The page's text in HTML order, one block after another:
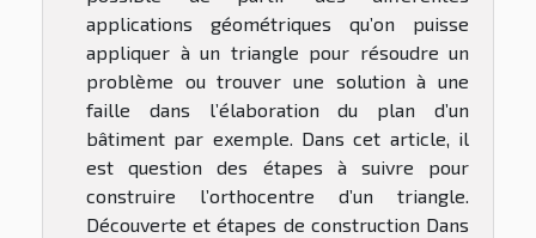
applications géométriques qu’on puisse
appliquer à un triangle pour résoudre un
problème ou trouver une solution à une
faille dans l’élaboration du plan d’un
bâtiment par exemple. Dans cet article, il
est question des étapes à suivre pour
construire l’orthocentre d’un triangle.
Découverte et étapes de construction Dans